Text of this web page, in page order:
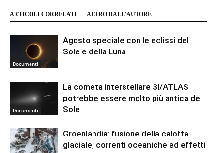
ARTICOLI CORRELATI ALTRO DALL'AUTORE
Documenti
Agosto speciale con le eclissi del
Sole e della Luna
Documenti
La cometa interstellare 3I/ATLAS
potrebbe essere molto più antica del
Sole
Groenlandia: fusione della calotta
glaciale, correnti oceaniche ed effetti